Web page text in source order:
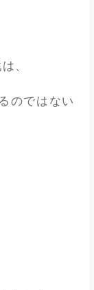
、
のではない